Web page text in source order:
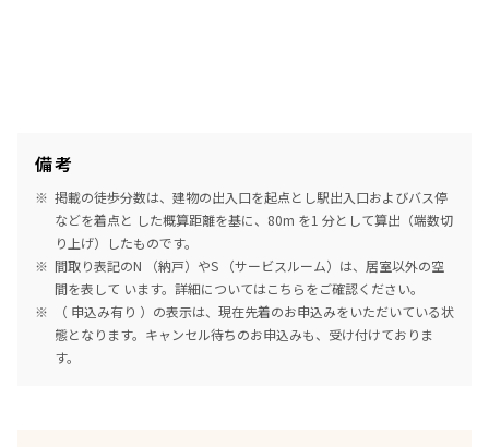
1.0ヶ月 無
1K17.92㎡
三井の賃貸
お問合せ 追加
備考
掲載の徒歩分数は、建物の出入口を起点とし駅出入口およびバス停
などを着点と した概算距離を基に、80m を1 分として算出（端数切
り上げ）したものです。
間取り表記のN （納戸）やS （サービスルーム）は、居室以外の空
間を表して います。詳細についてはこちらをご確認ください。
（ 申込み有り ）の表示は、現在先着のお申込みをいただいている状
態となります。キャンセル待ちのお申込みも、受け付けておりま
す。